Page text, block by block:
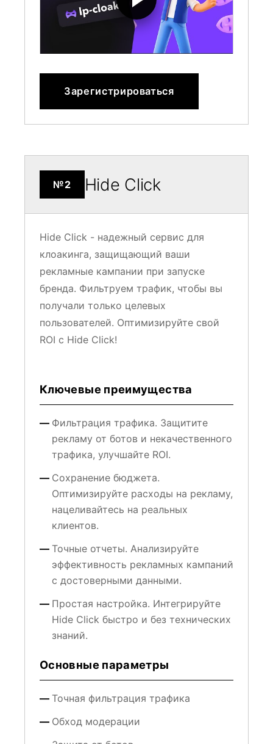
Зарегистрироваться
№2 Hide Click
Hide Click - надежный сервис для
клоакинга, защищающий ваши
рекламные кампании при запуске
бренда. Фильтруем трафик, чтобы вы
получали только целевых
пользователей. Оптимизируйте свой
ROI с Hide Click!
Ключевые преимущества
Фильтрация трафика. Защитите
рекламу от ботов и некачественного
трафика, улучшайте ROI.
Сохранение бюджета.
Оптимизируйте расходы на рекламу,
нацеливайтесь на реальных
клиентов.
Точные отчеты. Анализируйте
эффективность рекламных кампаний
с достоверными данными.
Простая настройка. Интегрируйте
Hide Click быстро и без технических
знаний.
Основные параметры
Точная фильтрация трафика
Обход модерации